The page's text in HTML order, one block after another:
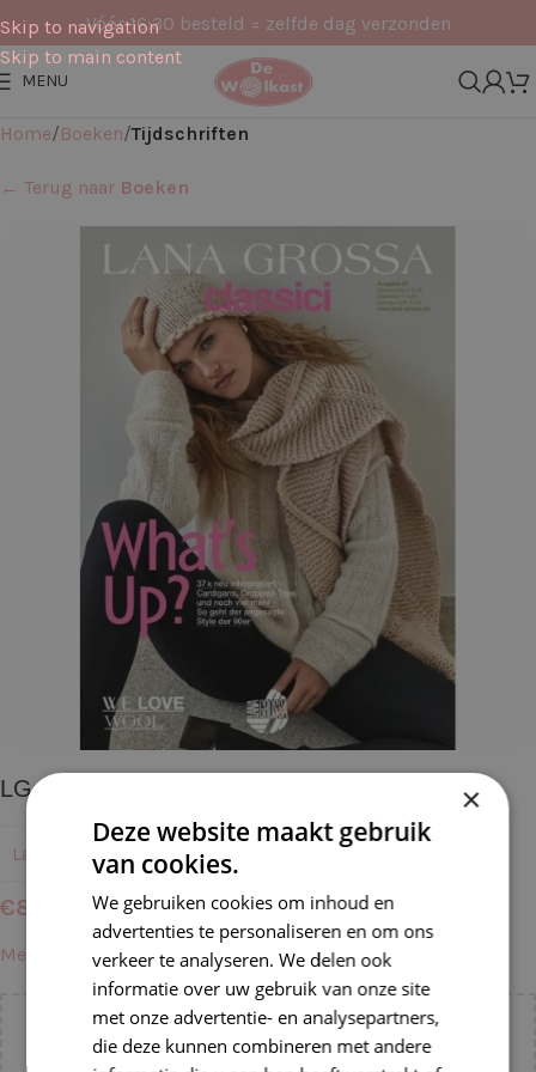
Skip to navigation
Skip to main content
Vóór 16:30 besteld = zelfde dag verzonden
MENU
Home Boeken Tijdschriften
← Terug naar Boeken
LG Classici 25 (2023-2024) (op=op)
Lana Grossa
€8,00
Meer informatie →
Voeg nog 55,00
gratis verzending binnen
NL!
×
Deze website maakt gebruik
van cookies.
We gebruiken cookies om inhoud en
advertenties te personaliseren en om ons
verkeer te analyseren. We delen ook
informatie over uw gebruik van onze site
met onze advertentie- en analysepartners,
die deze kunnen combineren met andere